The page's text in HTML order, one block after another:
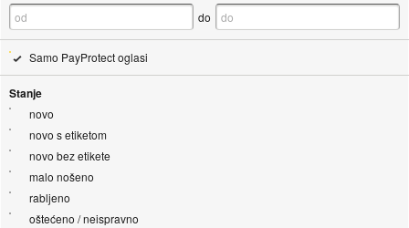
do
Samo PayProtect oglasi
Stanje
novo
novo s etiketom
novo bez etikete
malo nošeno
rabljeno
oštećeno / neispravno